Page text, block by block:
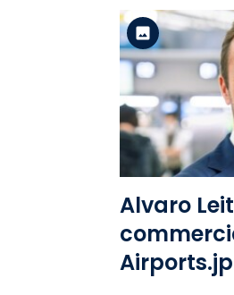
Airports,
et VINCI
Alvaro